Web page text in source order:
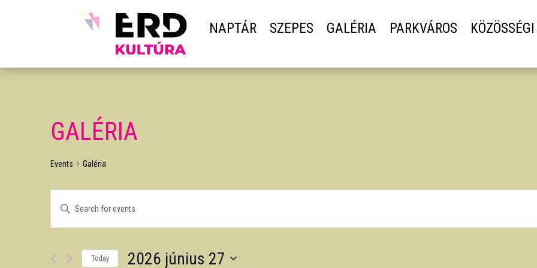
NAPTÁR SZEPES GALÉRIA PARKVÁROS
GALÉRIA
Events Galéria
SEARCH
AND
NAVIGATION
Enter
for
Today 2026 június 27